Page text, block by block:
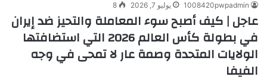
1008420pwpadmin يوليو 7, 2026 8
عاجل | كيف أصبح سوء المعاملة والتحيز ضد إيران
في بطولة كأس العالم 2026 التي استضافتها
الولايات المتحدة وصمة عار لا تمحى في وجه
الفيفا